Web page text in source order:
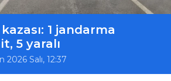
1 jandarma
5 yaralı
2026 Salı, 12:37